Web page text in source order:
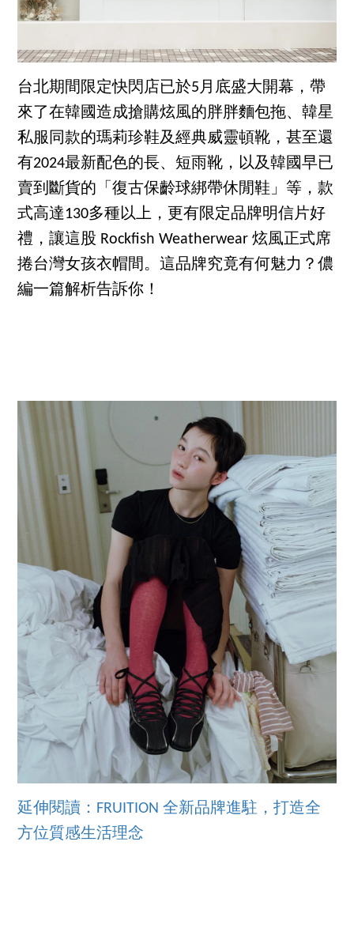
台北期間限定快閃店已於5月底盛大開幕，帶
來了在韓國造成搶購炫風的胖胖麵包拖、韓星
私服同款的瑪莉珍鞋及經典威靈頓靴，甚至還
有2024最新配色的長、短雨靴，以及韓國早已
賣到斷貨的「復古保齡球綁帶休閒鞋」等，款
式高達130多種以上，更有限定品牌明信片好
禮，讓這股 Rockfish Weatherwear 炫風正式席
捲台灣女孩衣帽間。這品牌究竟有何魅力？儂
編一篇解析告訴你！
延伸閱讀：FRUITION 全新品牌進駐，打造全
方位質感生活理念